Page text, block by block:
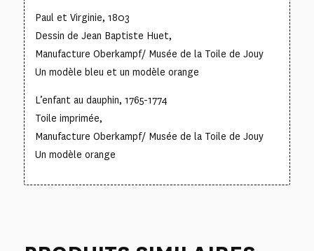
Paul et Virginie, 1803
Dessin de Jean Baptiste Huet,
Manufacture Oberkampf/ Musée de la Toile de Jouy
Un modèle bleu et un modèle orange
L’enfant au dauphin, 1765-1774
Toile imprimée,
Manufacture Oberkampf/ Musée de la Toile de Jouy
Un modèle orange